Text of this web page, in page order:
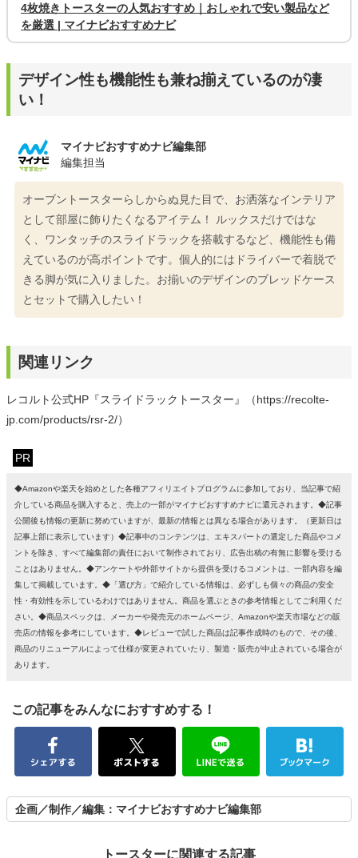
4枚焼きトースターの人気おすすめ｜おしゃれで安い製品など
を厳選 | マイナビおすすめナビ
デザイン性も機能性も兼ね揃えているのが凄
い！
マイナビおすすめナビ編集部
編集担当
オーブントースターらしからぬ見た目で、お洒落なインテリア
として部屋に飾りたくなるアイテム！ ルックスだけではな
く、ワンタッチのスライドラックを搭載するなど、機能性も備
えているのが高ポイントです。個人的にはドライバーで着脱で
きる脚が気に入りました。お揃いのデザインのブレッドケース
とセットで購入したい！
関連リンク
レコルト公式HP『スライドラックトースター』（https://recolte-
jp.com/products/rsr-2/）
PR
◆Amazonや楽天を始めとした各種アフィリエイトプログラムに参加しており、当記事で紹
介している商品を購入すると、売上の一部がマイナビおすすめナビに還元されます。◆記事
公開後も情報の更新に努めていますが、最新の情報とは異なる場合があります。（更新日は
記事上部に表示しています）◆記事中のコンテンツは、エキスパートの選定した商品やコメ
ントを除き、すべて編集部の責任において制作されており、広告出稿の有無に影響を受ける
ことはありません。◆アンケートや外部サイトから提供を受けるコメントは、一部内容を編
集して掲載しています。◆「選び方」で紹介している情報は、必ずしも個々の商品の安全
性・有効性を示しているわけではありません。商品を選ぶときの参考情報としてご利用くだ
さい。◆商品スペックは、メーカーや発売元のホームページ、Amazonや楽天市場などの販
売店の情報を参考にしています。◆レビューで試した商品は記事作成時のもので、その後、
商品のリニューアルによって仕様が変更されていたり、製造・販売が中止されている場合が
あります。
この記事をみんなにおすすめする！
企画／制作／編集：マイナビおすすめナビ編集部
トースターに関連する記事